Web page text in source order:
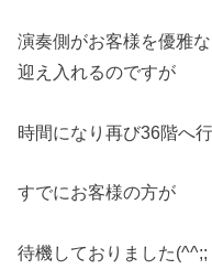
演奏側がお客様を優雅
迎え入れるのですが
時間になり再び36階へ
すでにお客様の方が
待機しておりました(^^;;